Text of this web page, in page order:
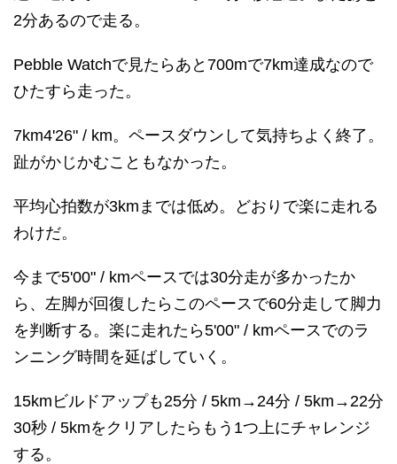
2分あるので走る。
Pebble Watchで見たらあと700mで7km達成なので
ひたすら走った。
7km4'26" / km。ペースダウンして気持ちよく終了。
趾がかじかむこともなかった。
平均心拍数が3kmまでは低め。どおりで楽に走れる
わけだ。
今まで5'00" / kmペースでは30分走が多かったか
ら、左脚が回復したらこのペースで60分走して脚力
を判断する。楽に走れたら5'00" / kmペースでのラ
ンニング時間を延ばしていく。
15kmビルドアップも25分 / 5km→24分 / 5km→22分
30秒 / 5kmをクリアしたらもう1つ上にチャレンジ
する。